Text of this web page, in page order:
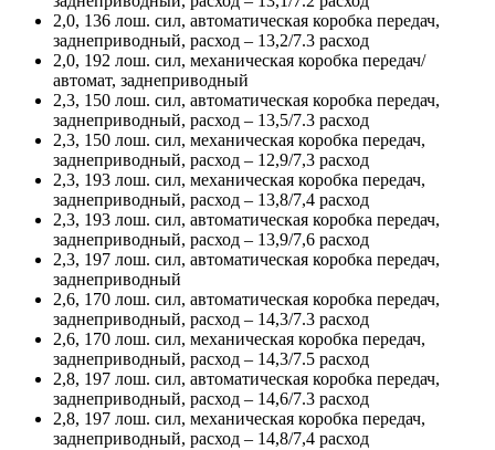
2,0, 136 лош. сил, автоматическая коробка передач,
заднеприводный, расход – 13,2/7.3 расход
2,0, 192 лош. сил, механическая коробка передач/
автомат, заднеприводный
2,3, 150 лош. сил, автоматическая коробка передач,
заднеприводный, расход – 13,5/7.3 расход
2,3, 150 лош. сил, механическая коробка передач,
заднеприводный, расход – 12,9/7,3 расход
2,3, 193 лош. сил, механическая коробка передач,
заднеприводный, расход – 13,8/7,4 расход
2,3, 193 лош. сил, автоматическая коробка передач,
заднеприводный, расход – 13,9/7,6 расход
2,3, 197 лош. сил, автоматическая коробка передач,
заднеприводный
2,6, 170 лош. сил, автоматическая коробка передач,
заднеприводный, расход – 14,3/7.3 расход
2,6, 170 лош. сил, механическая коробка передач,
заднеприводный, расход – 14,3/7.5 расход
2,8, 197 лош. сил, автоматическая коробка передач,
заднеприводный, расход – 14,6/7.3 расход
2,8, 197 лош. сил, механическая коробка передач,
заднеприводный, расход – 14,8/7,4 расход